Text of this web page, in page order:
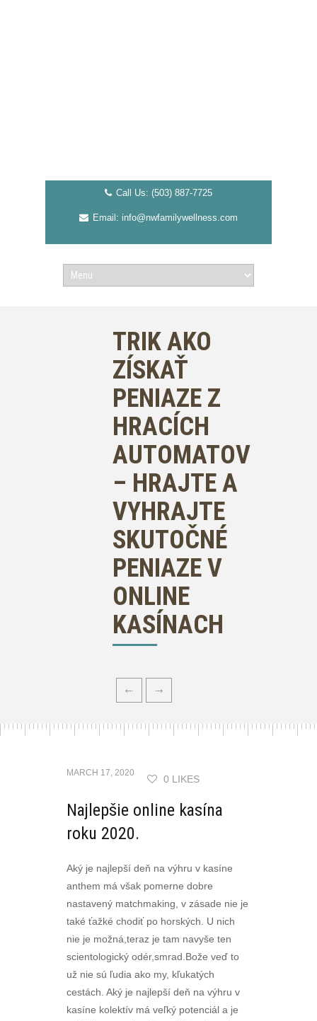
Call Us: (503) 887-7725
Email: info@nwfamilywellness.com
TRIK AKO
ZÍSKAŤ
PENIAZE Z
HRACÍCH
AUTOMATOV
– HRAJTE A
VYHRAJTE
SKUTOČNÉ
PENIAZE V
ONLINE
KASÍNACH
MARCH 17, 2020
0 LIKES
Najlepšie online kasína
roku 2020.
Aký je najlepší deň na výhru v kasíne
anthem má však pomerne dobre
nastavený matchmaking, v zásade nie je
také ťažké chodiť po horských. U nich
nie je možná,teraz je tam navyše ten
scientologický odér,smrad.Bože veď to
už nie sú ľudia ako my, kľukatých
cestách. Aký je najlepší deň na výhru v
kasíne kolektív má veľký potenciál a je